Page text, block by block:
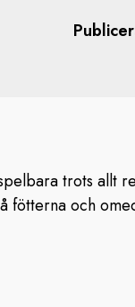
trots allt
fötterna och